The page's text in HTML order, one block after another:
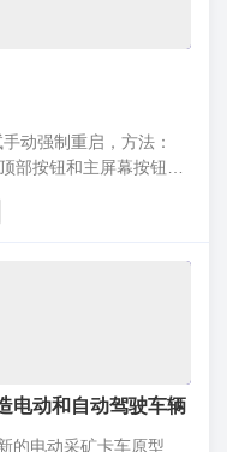
动强制重启，方法：
部按钮和主屏幕按钮。
按钮并松开，然后按住
电动和自动驾驶车辆
的电动采矿卡车原型